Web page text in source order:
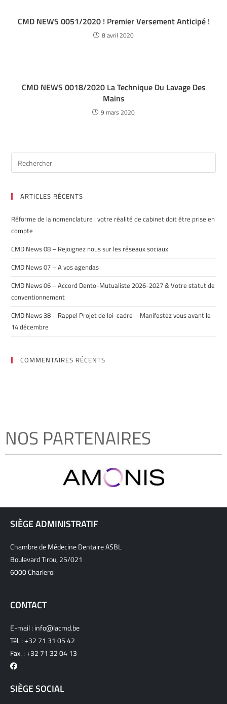
CMD NEWS 0051/2020 ! Premier Versement Anticipé !
8 avril 2020
CMD NEWS 0018/2020 La Technique Du Lavage Des
Mains
9 mars 2020
ARTICLES RÉCENTS
Réforme de la nomenclature : votre réalité de cabinet doit être prise en
compte
CMD News 08 – Rejoignez nous sur les réseaux sociaux
CMD News 07 – A vos agendas
CMD News 06 – Accord Dento-Mutualiste 2026-2027 & Votre statut de
conventionnement
CMD News 38 – Rappel Projet de loi-cadre – Manifestez vous avant le
14 décembre
COMMENTAIRES RÉCENTS
NOS PARTENAIRES
SIÈGE ADMINISTRATIF
Chambre de Médecine Dentaire ASBL
Boulevard Tirou, 25/021
6000 Charleroi
CONTACT
E-mail : info@lacmd.be
Tél. :+32 71 31 05 42
Fax. : +32 71 32 04 13
SIÈGE SOCIAL